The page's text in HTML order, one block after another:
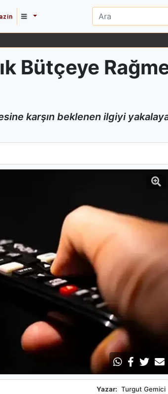
Bütçeye
karşın beklenen ilgiyi
Final Yapıyor
Yazar: Turgut Gemici